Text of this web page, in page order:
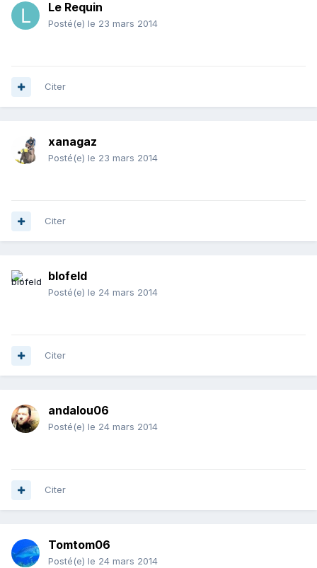
Le Requin
Posté(e) le 23 mars 2014
Citer
xanagaz
Posté(e) le 23 mars 2014
Citer
blofeld
Posté(e) le 24 mars 2014
Citer
andalou06
Posté(e) le 24 mars 2014
Citer
Tomtom06
Posté(e) le 24 mars 2014